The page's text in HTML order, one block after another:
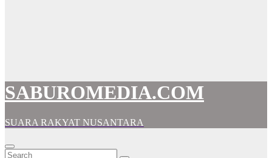
SABUROMEDIA.COM
SUARA RAKYAT NUSANTARA